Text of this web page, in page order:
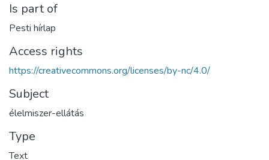
Is part of
Pesti hírlap
Access rights
https://creativecommons.org/licenses/by-nc/4.0/
Subject
élelmiszer-ellátás
Type
Text